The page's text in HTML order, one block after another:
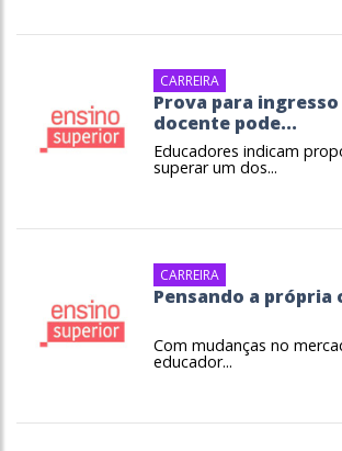
CARREIRA
Prova para
docente pode...
Educadores indicam
superar um dos...
CARREIRA
Pensando a própria
Com mudanças no
educador...